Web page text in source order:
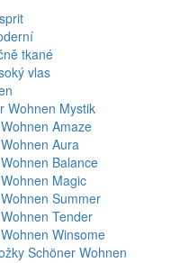
tkané
vlas
Wohnen Mystik
Amaze
Aura
Balance
Magic
Summer
Tender
Winsome
Schöner Wohnen